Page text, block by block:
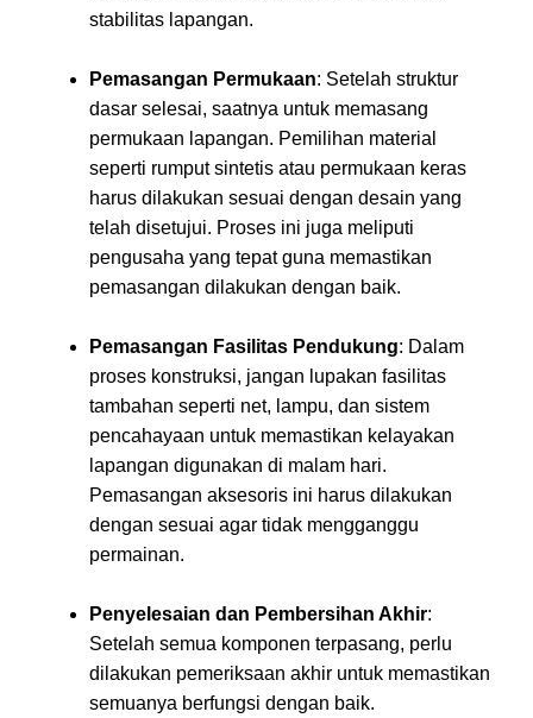
stabilitas lapangan.
Pemasangan Permukaan: Setelah struktur
dasar selesai, saatnya untuk memasang
permukaan lapangan. Pemilihan material
seperti rumput sintetis atau permukaan keras
harus dilakukan sesuai dengan desain yang
telah disetujui. Proses ini juga meliputi
pengusaha yang tepat guna memastikan
pemasangan dilakukan dengan baik.
Pemasangan Fasilitas Pendukung: Dalam
proses konstruksi, jangan lupakan fasilitas
tambahan seperti net, lampu, dan sistem
pencahayaan untuk memastikan kelayakan
lapangan digunakan di malam hari.
Pemasangan aksesoris ini harus dilakukan
dengan sesuai agar tidak mengganggu
permainan.
Penyelesaian dan Pembersihan Akhir:
Setelah semua komponen terpasang, perlu
dilakukan pemeriksaan akhir untuk memastikan
semuanya berfungsi dengan baik.